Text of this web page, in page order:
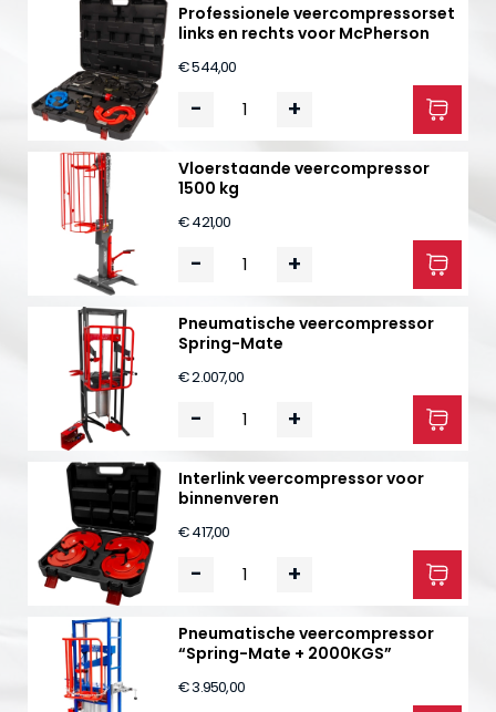
Professionele veercompressorset
links en rechts voor McPherson
€ 544,00
- +
Vloerstaande veercompressor
1500 kg
€ 421,00
- +
Pneumatische veercompressor
Spring-Mate
€ 2.007,00
- +
Interlink veercompressor voor
binnenveren
€ 417,00
- +
Pneumatische veercompressor
“Spring-Mate + 2000KGS”
€ 3.950,00